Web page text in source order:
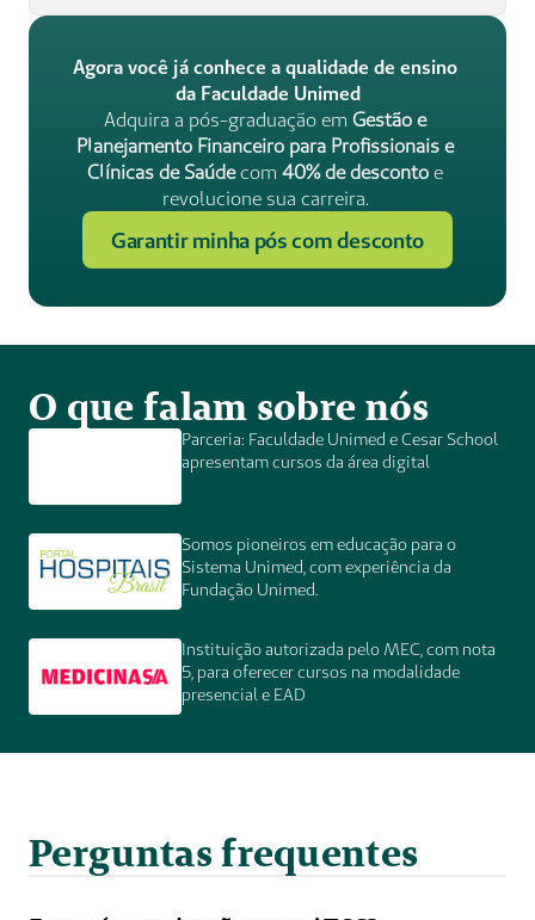
Agora você já conhece a qualidade de ensino
da Faculdade Unimed
Adquira a pós-graduação em Gestão e
Planejamento Financeiro para Profissionais e
Clínicas de Saúde com 40% de desconto e
revolucione sua carreira.
Garantir minha pós com desconto
O que falam sobre nós
Parceria: Faculdade Unimed e Cesar School
apresentam cursos da área digital
Somos pioneiros em educação para o
Sistema Unimed, com experiência da
Fundação Unimed.
Instituição autorizada pelo MEC, com nota
5, para oferecer cursos na modalidade
presencial e EAD
Perguntas frequentes